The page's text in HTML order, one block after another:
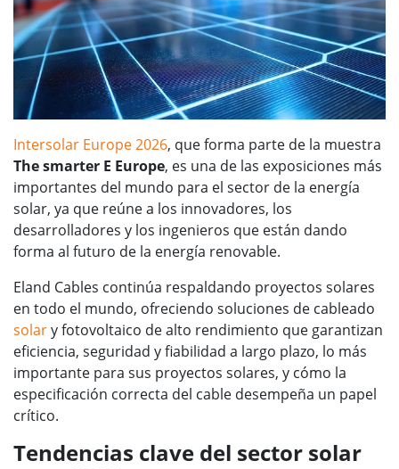
Intersolar Europe 2026, que forma parte de la muestra
The smarter E Europe, es una de las exposiciones más
importantes del mundo para el sector de la energía
solar, ya que reúne a los innovadores, los
desarrolladores y los ingenieros que están dando
forma al futuro de la energía renovable.
Eland Cables continúa respaldando proyectos solares
en todo el mundo, ofreciendo soluciones de cableado
solary fotovoltaico de alto rendimiento que garantizan
eficiencia, seguridad y fiabilidad a largo plazo, lo más
importante para sus proyectos solares, y cómo la
especificación correcta del cable desempeña un papel
crítico.
Tendencias clave del sector solar